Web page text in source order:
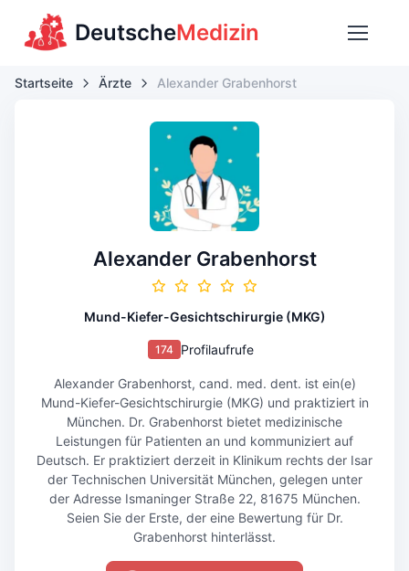
DeutscheMedizin
Startseite Ärzte Alexander Grabenhorst
Alexander Grabenhorst
Mund-Kiefer-Gesichtschirurgie (MKG)
174 Profilaufrufe
Alexander Grabenhorst, cand. med. dent. ist ein(e)
Mund-Kiefer-Gesichtschirurgie (MKG) und praktiziert in
München. Dr. Grabenhorst bietet medizinische
Leistungen für Patienten an und kommuniziert auf
Deutsch. Er praktiziert derzeit in Klinikum rechts der Isar
der Technischen Universität München, gelegen unter
der Adresse Ismaninger Straße 22, 81675 München.
Seien Sie der Erste, der eine Bewertung für Dr.
Grabenhorst hinterlässt.